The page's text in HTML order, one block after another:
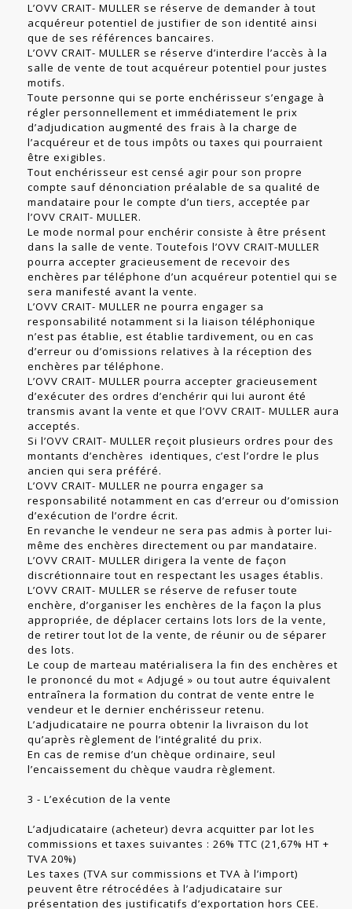
L’OVV CRAIT- MULLER se réserve de demander à tout
acquéreur potentiel de justifier de son identité ainsi
que de ses références bancaires.
L’OVV CRAIT- MULLER se réserve d’interdire l’accès à la
salle de vente de tout acquéreur potentiel pour justes
motifs.
Toute personne qui se porte enchérisseur s’engage à
régler personnellement et immédiatement le prix
d’adjudication augmenté des frais à la charge de
l’acquéreur et de tous impôts ou taxes qui pourraient
être exigibles.
Tout enchérisseur est censé agir pour son propre
compte sauf dénonciation préalable de sa qualité de
mandataire pour le compte d’un tiers, acceptée par
l’OVV CRAIT- MULLER.
Le mode normal pour enchérir consiste à être présent
dans la salle de vente. Toutefois l’OVV CRAIT-MULLER
pourra accepter gracieusement de recevoir des
enchères par téléphone d’un acquéreur potentiel qui se
sera manifesté avant la vente.
L’OVV CRAIT- MULLER ne pourra engager sa
responsabilité notamment si la liaison téléphonique
n’est pas établie, est établie tardivement, ou en cas
d’erreur ou d’omissions relatives à la réception des
enchères par téléphone.
L’OVV CRAIT- MULLER pourra accepter gracieusement
d’exécuter des ordres d’enchérir qui lui auront été
transmis avant la vente et que l’OVV CRAIT- MULLER aura
acceptés.
Si l’OVV CRAIT- MULLER reçoit plusieurs ordres pour des
montants d’enchères identiques, c’est l’ordre le plus
ancien qui sera préféré.
L’OVV CRAIT- MULLER ne pourra engager sa
responsabilité notamment en cas d’erreur ou d’omission
d’exécution de l’ordre écrit.
En revanche le vendeur ne sera pas admis à porter lui-
même des enchères directement ou par mandataire.
L’OVV CRAIT- MULLER dirigera la vente de façon
discrétionnaire tout en respectant les usages établis.
L’OVV CRAIT- MULLER se réserve de refuser toute
enchère, d’organiser les enchères de la façon la plus
appropriée, de déplacer certains lots lors de la vente,
de retirer tout lot de la vente, de réunir ou de séparer
des lots.
Le coup de marteau matérialisera la fin des enchères et
le prononcé du mot « Adjugé » ou tout autre équivalent
entraînera la formation du contrat de vente entre le
vendeur et le dernier enchérisseur retenu.
L’adjudicataire ne pourra obtenir la livraison du lot
qu’après règlement de l’intégralité du prix.
En cas de remise d’un chèque ordinaire, seul
l’encaissement du chèque vaudra règlement.
3 - L’exécution de la vente
L’adjudicataire (acheteur) devra acquitter par lot les
commissions et taxes suivantes : 26% TTC (21,67% HT +
TVA 20%)
Les taxes (TVA sur commissions et TVA à l’import)
peuvent être rétrocédées à l’adjudicataire sur
présentation des justificatifs d’exportation hors CEE.